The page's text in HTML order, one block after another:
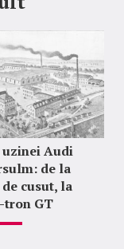
Audi
de la
cusut, la
tron GT